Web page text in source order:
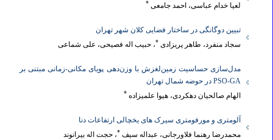
لعیا خدام عباسی، احمد جامعی
تبیین دوگانگی در ساختار فضایی کلان شهر تهران
سجاد منفرد، طاهر پریزادی ، حبیب اله فصیحی، علی شماعی
مدل‌سازی حساسیت زمین‌لغزش با وزن‌دهی پویای مکانی-زمانی مبتنی بر
PSO-GA در حوضه شمال تهران
الهام صالحیان دهکردی، هیوا علمیزاده
آلومتری و مورفومتری سیرک های یخچالی ارتفاعات دنا
محمدرضا رهنما فلاورجانی، عبداله سیف ، حجت اله بیرانوند